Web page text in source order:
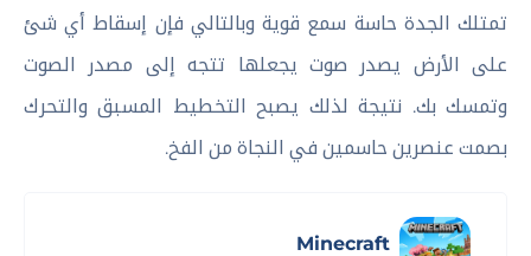
تمتلك الجدة حاسة سمع قوية وبالتالي فإن إسقاط أي شئ
على الأرض يصدر صوت يجعلها تتجه إلى مصدر الصوت
وتمسك بك. نتيجة لذلك يصبح التخطيط المسبق والتحرك
بصمت عنصرين حاسمين في النجاة من الفخ.
Minecraft